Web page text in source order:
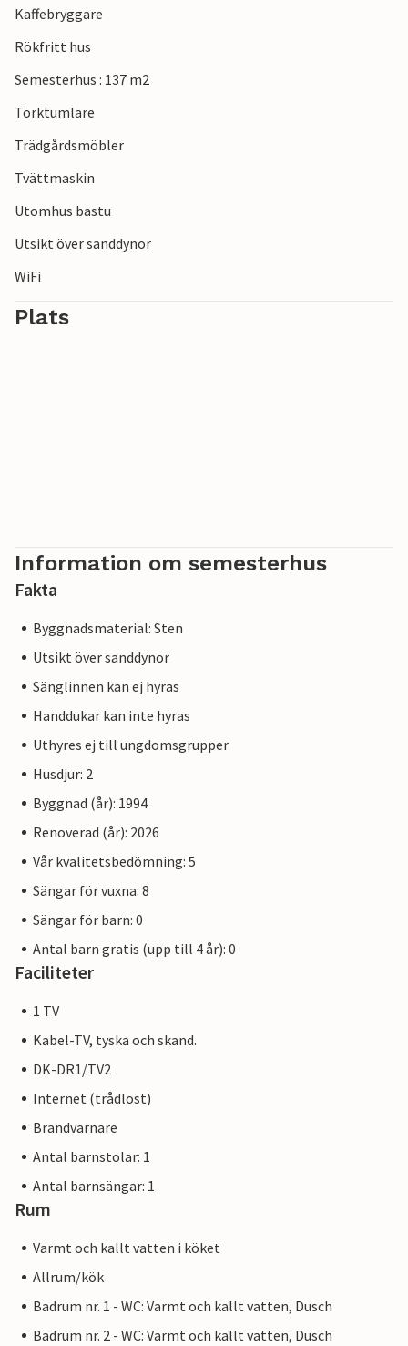
upplevelser med Nordsjöns djur på JyllandsAkvariet.
Hamnstaden Lemvig med sin charm och sina små butiker
Kaffebryggare
Rökfritt hus
Semesterhus : 137 m2
Torktumlare
Trädgårdsmöbler
Tvättmaskin
Utomhus bastu
Utsikt över sanddynor
WiFi
Plats
Information om semesterhus
Fakta
Byggnadsmaterial: Sten
Utsikt över sanddynor
Sänglinnen kan ej hyras
Handdukar kan inte hyras
Uthyres ej till ungdomsgrupper
Husdjur: 2
Byggnad (år): 1994
Renoverad (år): 2026
Vår kvalitetsbedömning: 5
Sängar för vuxna: 8
Sängar för barn: 0
Antal barn gratis (upp till 4 år): 0
Faciliteter
1 TV
Kabel-TV, tyska och skand.
DK-DR1/TV2
Internet (trådlöst)
Brandvarnare
Antal barnstolar: 1
Antal barnsängar: 1
Rum
Varmt och kallt vatten i köket
Allrum/kök
Badrum nr. 1 - WC: Varmt och kallt vatten, Dusch
Badrum nr. 2 - WC: Varmt och kallt vatten, Dusch